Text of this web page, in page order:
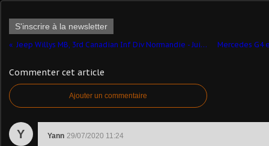
S'inscrire à la newsletter
Jeep Willys MB, 3rd Canadian Inf Div Normandie - Juin 1944 (Altaya - 1/43)
Commenter cet article
Ajouter un commentaire
Y Yann 29/07/2020 11:24